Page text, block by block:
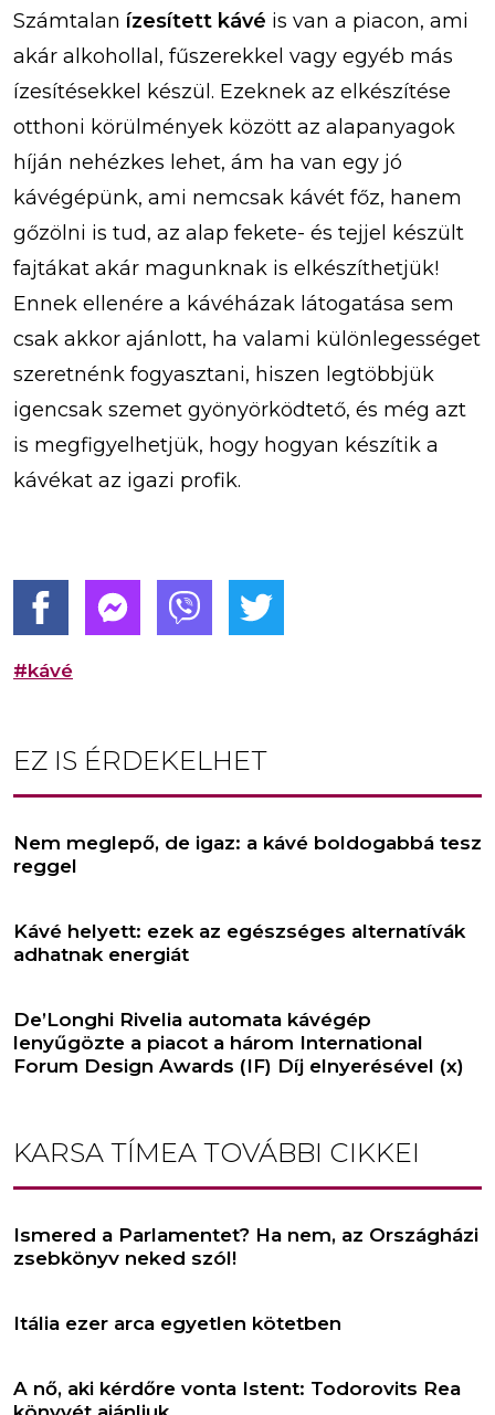
Számtalan ízesített kávé is van a piacon, ami
akár alkohollal, fűszerekkel vagy egyéb más
ízesítésekkel készül. Ezeknek az elkészítése
otthoni körülmények között az alapanyagok
híján nehézkes lehet, ám ha van egy jó
kávégépünk, ami nemcsak kávét főz, hanem
gőzölni is tud, az alap fekete- és tejjel készült
fajtákat akár magunknak is elkészíthetjük!
Ennek ellenére a kávéházak látogatása sem
csak akkor ajánlott, ha valami különlegességet
szeretnénk fogyasztani, hiszen legtöbbjük
igencsak szemet gyönyörködtető, és még azt
is megfigyelhetjük, hogy hogyan készítik a
kávékat az igazi profik.
#kávé
EZ IS ÉRDEKELHET
Nem meglepő, de igaz: a kávé boldogabbá tesz
reggel
Kávé helyett: ezek az egészséges alternatívák
adhatnak energiát
De’Longhi Rivelia automata kávégép
lenyűgözte a piacot a három International
Forum Design Awards (IF) Díj elnyerésével (x)
KARSA TÍMEA TOVÁBBI CIKKEI
Ismered a Parlamentet? Ha nem, az Országházi
zsebkönyv neked szól!
Itália ezer arca egyetlen kötetben
A nő, aki kérdőre vonta Istent: Todorovits Rea